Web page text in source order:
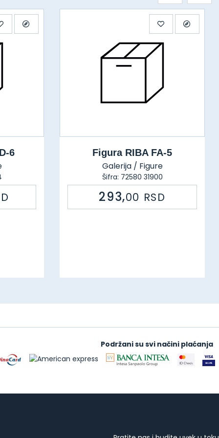
6 Figura RIBA FA-5
Galerija / Figure
Šifra: 72580 31900
293,00 RSD
Podržani su svi načini plaćanja